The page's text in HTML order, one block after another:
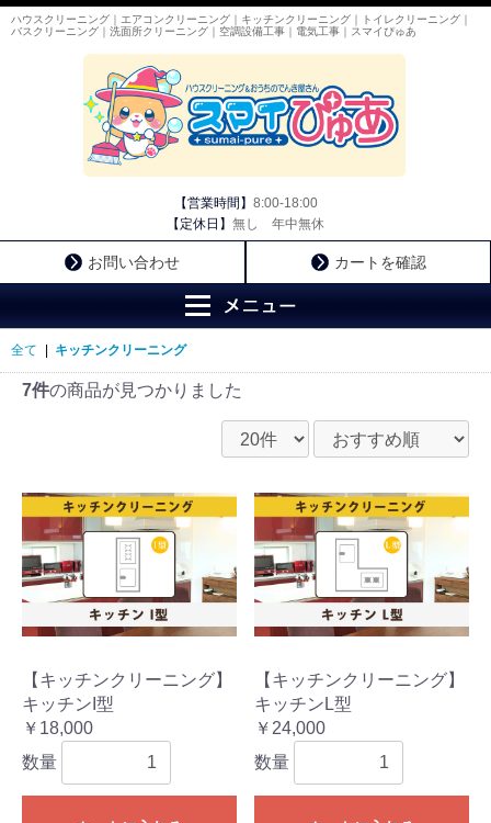
ハウスクリーニング｜エアコンクリーニング｜キッチンクリーニング｜トイレクリーニング｜
バスクリーニング｜洗面所クリーニング｜空調設備工事｜電気工事｜スマイぴゅあ
【営業時間】 8:00-18:00
【定休日】 無し 年中無休
お問い合わせ カートを確認
全て キッチンクリーニング
7件の商品が見つかりました
【キッチンクリーニング】
キッチンI型
￥18,000
数量
【キッチンクリーニング】
キッチンL型
￥24,000
数量